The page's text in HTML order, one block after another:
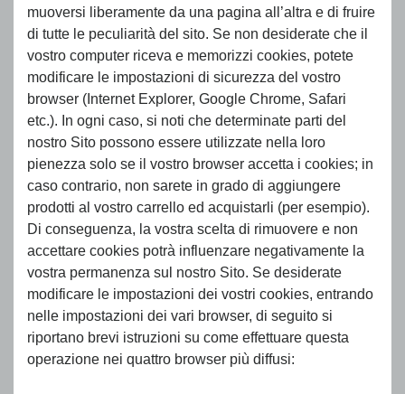
muoversi liberamente da una pagina all’altra e di fruire
di tutte le peculiarità del sito. Se non desiderate che il
vostro computer riceva e memorizzi cookies, potete
modificare le impostazioni di sicurezza del vostro
browser (Internet Explorer, Google Chrome, Safari
etc.). In ogni caso, si noti che determinate parti del
nostro Sito possono essere utilizzate nella loro
pienezza solo se il vostro browser accetta i cookies; in
caso contrario, non sarete in grado di aggiungere
prodotti al vostro carrello ed acquistarli (per esempio).
Di conseguenza, la vostra scelta di rimuovere e non
accettare cookies potrà influenzare negativamente la
vostra permanenza sul nostro Sito. Se desiderate
modificare le impostazioni dei vostri cookies, entrando
nelle impostazioni dei vari browser, di seguito si
riportano brevi istruzioni su come effettuare questa
operazione nei quattro browser più diffusi: